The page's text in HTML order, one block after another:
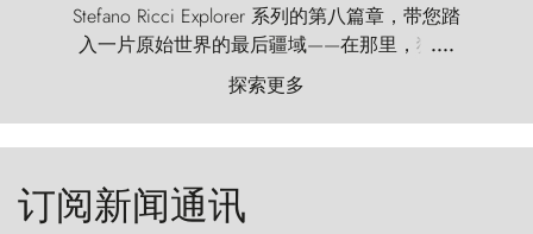
Stefano Ricci Explorer 系列的第八篇章，带您踏
入一片原始世界的最后疆域——在那里，狂风
以远古的怒号雕琢着自然，而百内塔（Torres
del Paine）则宛如石砌的哨兵，傲然向苍穹发
起挑战。
....
探索更多
订阅新闻通讯